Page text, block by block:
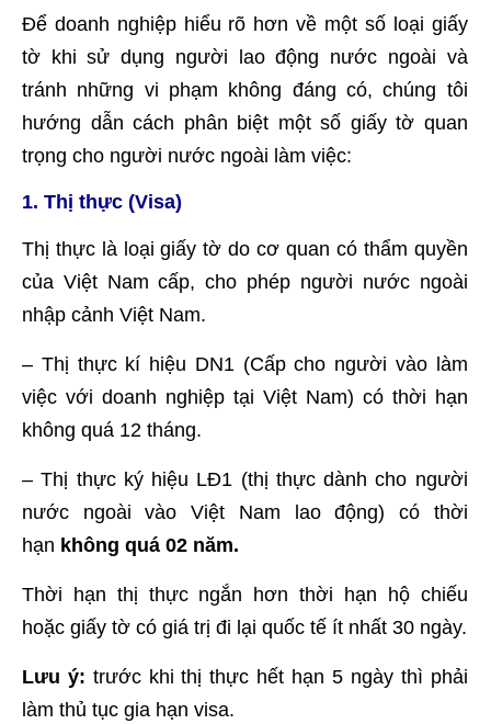
Để doanh nghiệp hiểu rõ hơn về một số loại giấy
tờ khi sử dụng người lao động nước ngoài và
tránh những vi phạm không đáng có, chúng tôi
hướng dẫn cách phân biệt một số giấy tờ quan
trọng cho người nước ngoài làm việc:
1. Thị thực (Visa)
Thị thực là loại giấy tờ do cơ quan có thẩm quyền
của Việt Nam cấp, cho phép người nước ngoài
nhập cảnh Việt Nam.
– Thị thực kí hiệu DN1 (Cấp cho người vào làm
việc với doanh nghiệp tại Việt Nam) có thời hạn
không quá 12 tháng.
– Thị thực ký hiệu LĐ1 (thị thực dành cho người
nước ngoài vào Việt Nam lao động) có thời
hạn không quá 02 năm.
Thời hạn thị thực ngắn hơn thời hạn hộ chiếu
hoặc giấy tờ có giá trị đi lại quốc tế ít nhất 30 ngày.
Lưu ý: trước khi thị thực hết hạn 5 ngày thì phải
làm thủ tục gia hạn visa.